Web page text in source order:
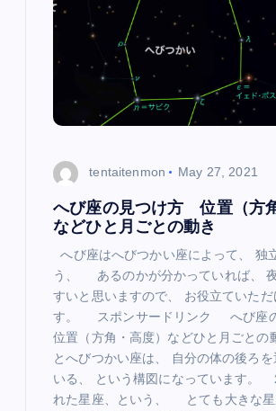
tentaitenmon May 27, 2021
へび座の見つけ方 位置（方
などひと月ごとの動き
へび座はへびつかい座によって、 独
う、 あるのかが分かっていれば、
すいと思いますので、 お役立ていた
す。 スポンサードリンク へび座
位置（方角・高度）などひと月ごと
とへびつかい座は、 自分の体の後ろを
いる、 という構図になっています。
れた星座、という、 とても大きな星